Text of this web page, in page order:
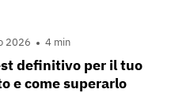
2026 4 min
definitivo per il tuo
e come superarlo